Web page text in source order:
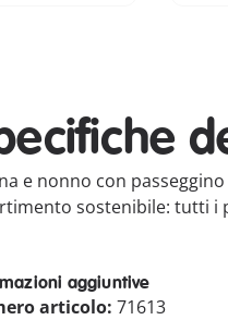
e nonno con
sostenibile: tutti i
aggiuntive
articolo: 71613